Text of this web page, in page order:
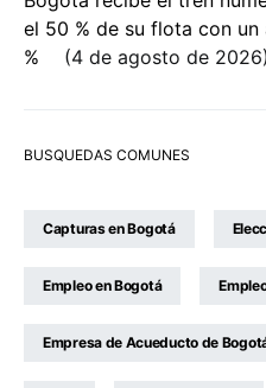
el 50 % de su flota con
%
4 de agosto de 2026
BUSQUEDAS COMUNES
Capturas en Bogotá
Empleo en Bogotá
Empresa de Acueducto de